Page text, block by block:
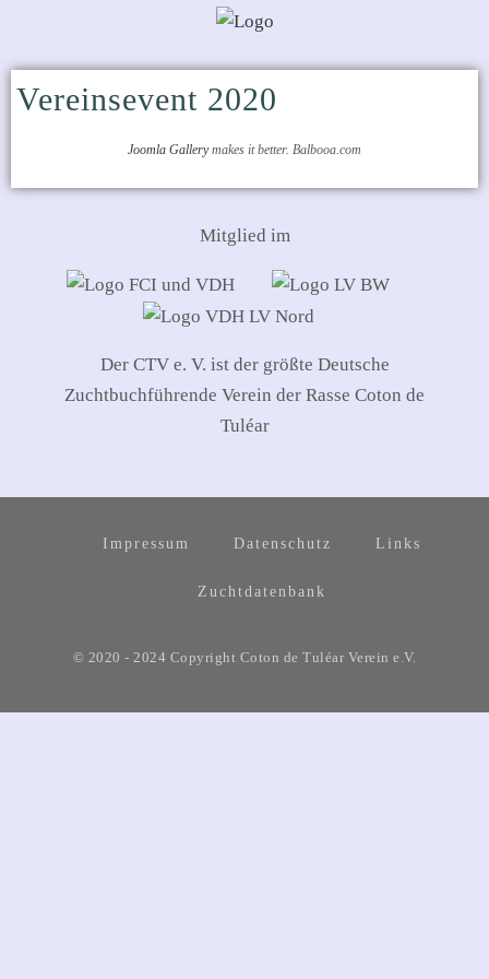
Vereinsevent 2020
Joomla Gallerymakes it better. Balbooa.com
Mitglied im
Der CTV e. V. ist der größte Deutsche
Zuchtbuchführende Verein der Rasse Coton de
Tuléar
Impressum Datenschutz Links
Zuchtdatenbank
© 2020 - 2024 Copyright Coton de Tuléar Verein e.V.